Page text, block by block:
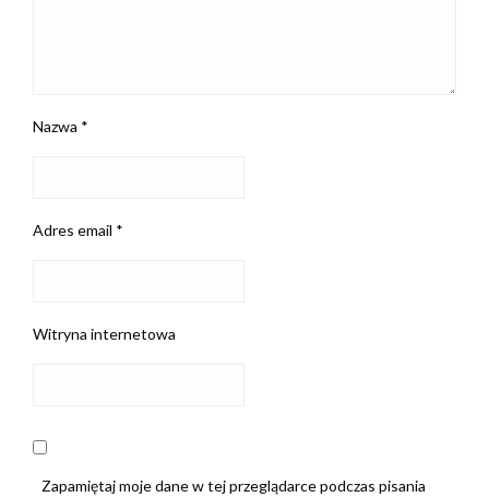
Nazwa *
Adres email *
Witryna internetowa
Zapamiętaj moje dane w tej przeglądarce podczas pisania